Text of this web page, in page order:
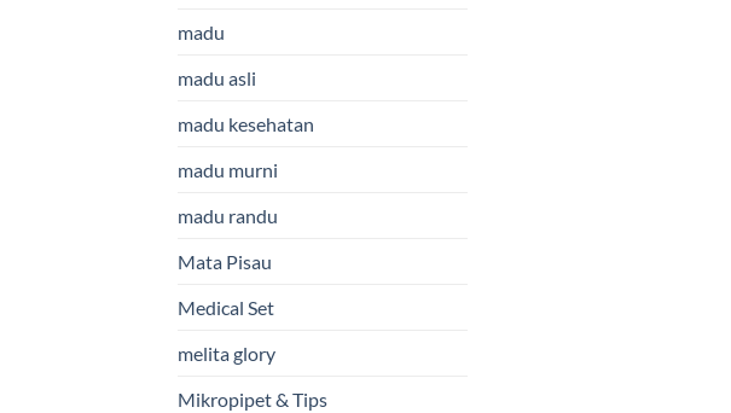
madu
madu asli
madu kesehatan
madu murni
madu randu
Mata Pisau
Medical Set
melita glory
Mikropipet & Tips